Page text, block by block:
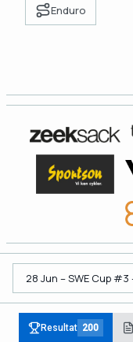
Enduro
Resultat 200